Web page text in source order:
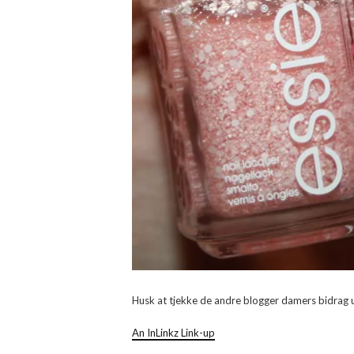
Husk at tjekke de andre blogger damers bidrag
An InLinkz Link-up